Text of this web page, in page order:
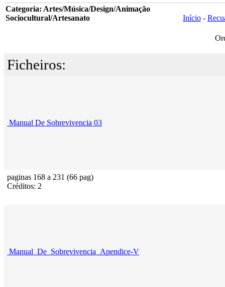
Categoria: Artes/Música/Design/Animação
Sociocultural/Artesanato
Início -
Ficheiros:
Manual De Sobrevivencia 03
paginas 168 a 231 (66 pag)
Créditos: 2
Manual_De_Sobrevivencia_Apendice-V